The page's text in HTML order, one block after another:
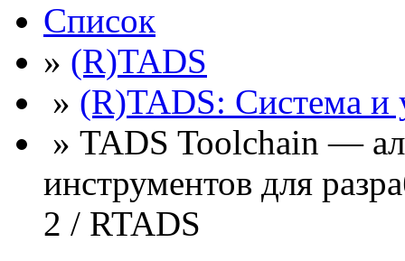
Список
» (R)TADS
» (R)TADS: Система и
» TADS Toolchain —
инструментов для
2 / RTADS